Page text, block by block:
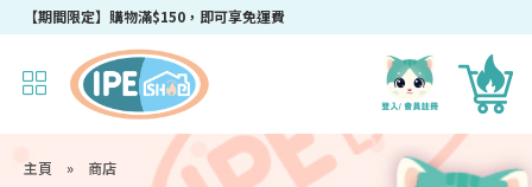
【期間限定】購物滿$150，即可享免運費
成為IPEshop會員，新會員即可獲得迎新$50購物優惠碼！
主頁 » 商店